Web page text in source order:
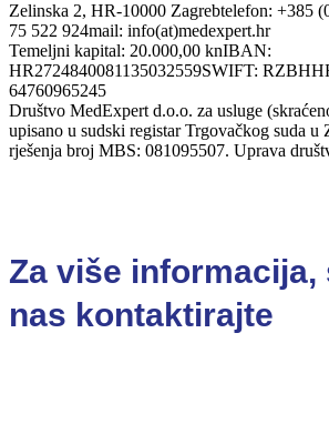
Zelinska 2, HR-10000 Zagrebtelefon: +385
75 522 924mail: info(at)medexpert.hr
Temeljni kapital: 20.000,00 knIBAN:
HR2724840081135032559SWIFT:
64760965245
Društvo MedExpert d.o.o. za usluge
upisano u sudski registar Trgovačkog suda u
rješenja broj MBS: 081095507. Uprava
Za više informacija,
nas kontaktirajte